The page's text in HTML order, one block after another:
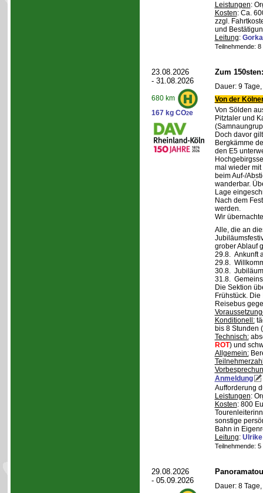
Leistungen:
Kosten: Ca.
zzgl.
und
Leitung:
Teilnehmende:
23.08.2026
- 31.08.2026
680 km
167 kg CO2e
Zum
Dauer: 9
Von der
Von Sölden
Pitztaler und
Doch davor
Bergkämme
den E5
mal wieder
beim Auf-/
wanderbar.
Lage
Nach dem
werden.
Wir
Alle, die an
grober Ablauf
29.8. Ankunft
29.8.
30.8.
31.8.
Die Sektion
Frühstück.
Reisebus
Konditionell:
bis 8 Stunden
Technisch:
ROT) und
Allgemein:
Anmeldung
Aufforderung
Leistungen:
Kosten: 800
sonstige
Bahn in
Leitung:
Teilnehmende:
29.08.2026
- 05.09.2026
Dauer: 8